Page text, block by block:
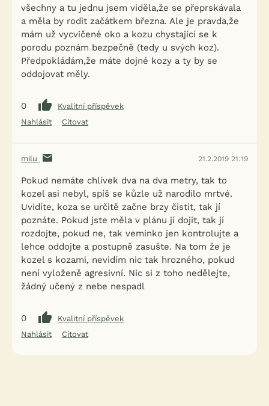
všechny a tu jednu jsem viděla,že se přeprskávala
a měla by rodit začátkem března. Ale je pravda,že
mám už vycvičené oko a kozu chystající se k
porodu poznám bezpečně (tedy u svých koz).
Předpokládám,že máte dojné kozy a ty by se
oddojovat měly.
0
Kvalitní příspěvek
Nahlásit
Citovat
milu 21.2.2019 21:19
Pokud nemáte chlívek dva na dva metry, tak to
kozel asi nebyl, spíš se kůzle už narodilo mrtvé.
Uvidíte, koza se určitě začne brzy čistit, tak jí
poznáte. Pokud jste měla v plánu jí dojit, tak jí
rozdojte, pokud ne, tak veminko jen kontrolujte a
lehce oddojte a postupně zasušte. Na tom že je
kozel s kozami, nevidím nic tak hrozného, pokud
není vyloženě agresivní. Nic si z toho nedělejte,
žádný učený z nebe nespadl
0
Kvalitní příspěvek
Nahlásit
Citovat